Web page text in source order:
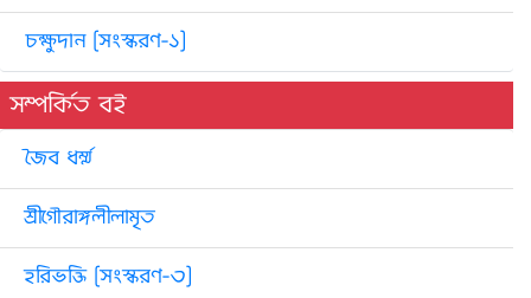
চক্ষুদান [সংস্করণ-১]
সম্পর্কিত বই
জৈব ধর্ম্ম
শ্রীগৌরাঙ্গলীলামৃত
হরিভক্তি [সংস্করণ-৩]